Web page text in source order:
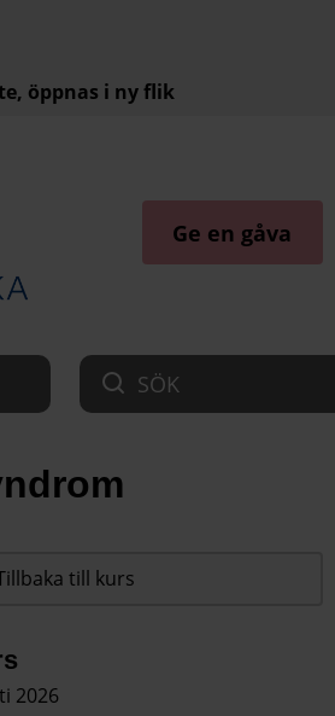
öppnas i ny flik
Ge en gåva
SÖK
till kurs
2026